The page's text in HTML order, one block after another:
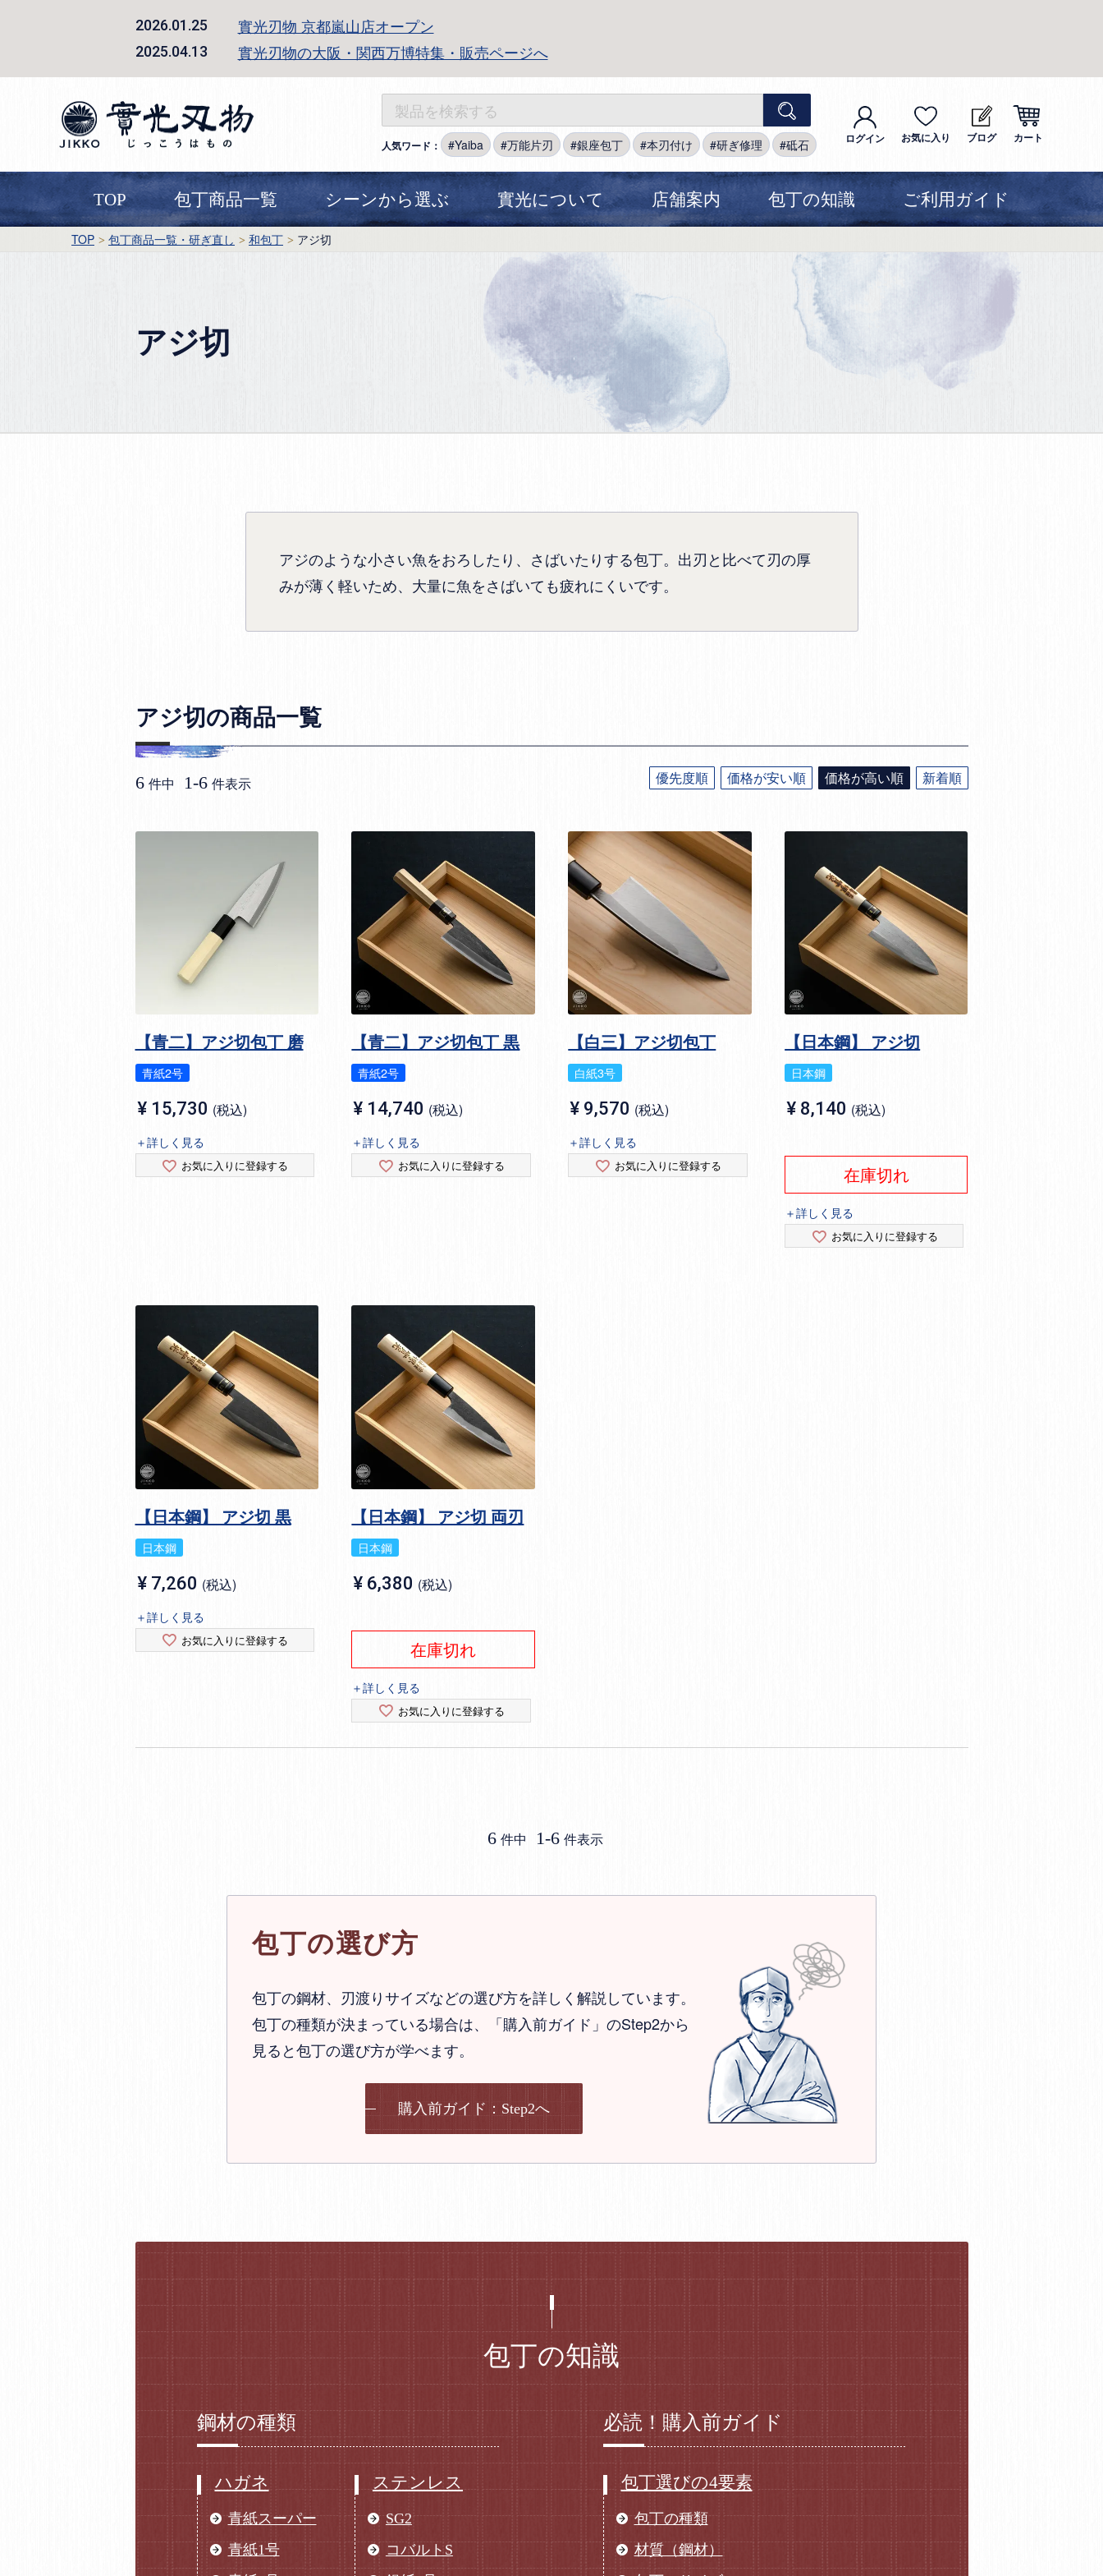
2026.01.25 實光刃物 京都嵐山店オープン
2025.04.13 實光刃物の大阪・関西万博特集・販売ページへ
人気ワード： Yaiba 万能片刃 銀座包丁 本刃付け 研ぎ修理 砥石 ログイン お気に入り ブログ カート
TOP 包丁商品一覧 シーンから選ぶ 實光について 店舗案内 包丁の知識 ご利用ガイド
TOP 包丁商品一覧・研ぎ直し 和包丁 アジ切
アジ切
アジのような小さい魚をおろしたり、さばいたりする包丁。出刃と比べて刃の厚
みが薄く軽いため、大量に魚をさばいても疲れにくいです。
アジ切の商品一覧
優先度順 価格が安い順 価格が高い順 新着順
6 件中 1-6 件表示
【青二】アジ切包丁 磨
青紙2号
¥ 15,730 税込
＋詳しく見る
お気に入りに登録する
【青二】アジ切包丁 黒
青紙2号
¥ 14,740 税込
＋詳しく見る
お気に入りに登録する
【白三】アジ切包丁
白紙3号
¥ 9,570 税込
＋詳しく見る
お気に入りに登録する
【日本鋼】 アジ切
日本鋼
¥ 8,140 税込
在庫切れ
＋詳しく見る
お気に入りに登録する
【日本鋼】 アジ切 黒
日本鋼
¥ 7,260 税込
＋詳しく見る
お気に入りに登録する
【日本鋼】 アジ切 両刃
日本鋼
¥ 6,380 税込
在庫切れ
＋詳しく見る
お気に入りに登録する
6 件中 1-6 件表示
包丁の選び方
包丁の鋼材、刃渡りサイズなどの選び方を詳しく解説しています。
包丁の種類が決まっている場合は、「購入前ガイド」のStep2から
見ると包丁の選び方が学べます。
購入前ガイド：Step2へ
包丁の知識
鋼材の種類
ハガネ
青紙スーパー
青紙1号
ステンレス
SG2
コバルトS
必読！購入前ガイド
包丁選びの4要素
包丁の種類
材質（鋼材）